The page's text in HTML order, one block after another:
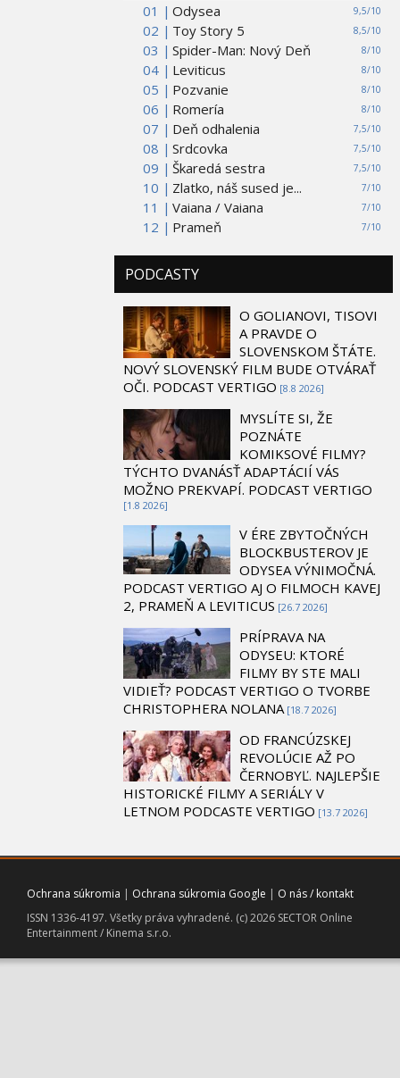
01 | 9,5/10
Odysea
02 |
8,5/10
Toy Story 5
03 |
8/10
Spider-Man: Nový Deň
04 |
8/10
Leviticus
05 |
8/10
Pozvanie
06 |
8/10
Romería
07 |
7,5/10
Deň odhalenia
08 |
7,5/10
Srdcovka
09 |
7,5/10
Škaredá sestra
10 |
7/10
Zlatko, náš sused je...
11 |
7/10
Vaiana / Vaiana
12 |
7/10
Prameň
PODCASTY
O GOLIANOVI, TISOVI
A PRAVDE O
SLOVENSKOM ŠTÁTE.
NOVÝ SLOVENSKÝ FILM BUDE OTVÁRAŤ
OČI. PODCAST VERTIGO [8.8 2026]
MYSLÍTE SI, ŽE
POZNÁTE
KOMIKSOVÉ FILMY?
TÝCHTO DVANÁSŤ ADAPTÁCIÍ VÁS
MOŽNO PREKVAPÍ. PODCAST VERTIGO
[1.8 2026]
V ÉRE ZBYTOČNÝCH
BLOCKBUSTEROV JE
ODYSEA VÝNIMOČNÁ.
PODCAST VERTIGO AJ O FILMOCH KAVEJ
2, PRAMEŇ A LEVITICUS [26.7 2026]
PRÍPRAVA NA
ODYSEU: KTORÉ
FILMY BY STE MALI
VIDIEŤ? PODCAST VERTIGO O TVORBE
CHRISTOPHERA NOLANA [18.7 2026]
OD FRANCÚZSKEJ
REVOLÚCIE AŽ PO
ČERNOBYĽ. NAJLEPŠIE
HISTORICKÉ FILMY A SERIÁLY V
LETNOM PODCASTE VERTIGO [13.7 2026]
Ochrana súkromia | Ochrana súkromia Google | O nás / kontakt
ISSN 1336-4197. Všetky práva vyhradené. (c) 2026 SECTOR Online
Entertainment / Kinema s.r.o.